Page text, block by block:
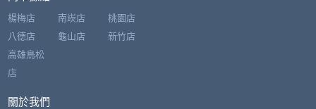
楊梅店
八德店
南崁店
龜山店
桃園店
新竹店
高雄鳥松
店
關於我們